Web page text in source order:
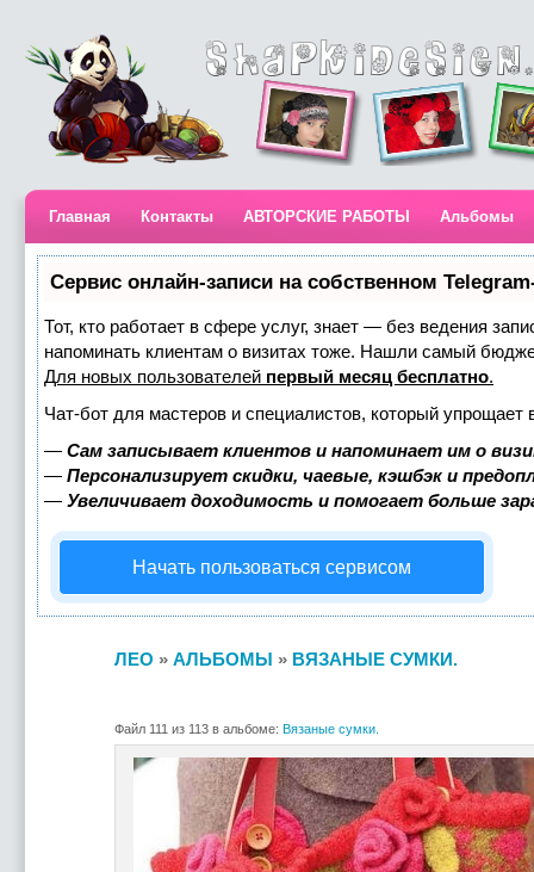
Главная Контакты АВТОРСКИЕ РАБОТЫ Альбомы
Сервис онлайн-записи на собственном
Тот, кто работает в сфере услуг, знает — без ведения
напоминать клиентам о визитах тоже. Нашли самый
Для новых пользователей первый месяц бесплатно.
Чат-бот для мастеров и специалистов, который упрощает
— Сам записывает клиентов и напоминает им о
— Персонализирует скидки, чаевые, кэшбэк и
— Увеличивает доходимость и помогает больше
Начать пользоваться сервисом
ЛЕО » АЛЬБОМЫ » ВЯЗАНЫЕ СУМКИ.
Файл 111 из 113 в альбоме: Вязаные сумки.